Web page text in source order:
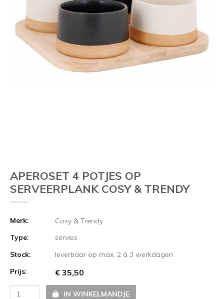
APEROSET 4 POTJES OP
SERVEERPLANK COSY & TRENDY
Merk:
Cosy & Trendy
Type:
servies
Stock:
leverbaar op max. 2 à 3 werkdagen
Prijs:
€ 35,50
IN WINKELMANDJE